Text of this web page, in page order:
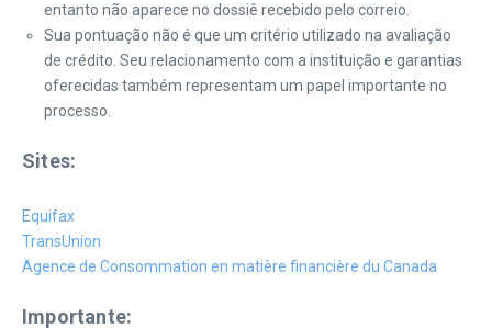
entanto não aparece no dossiê recebido pelo correio.
Sua pontuação não é que um critério utilizado na avaliação
de crédito. Seu relacionamento com a instituição e garantias
oferecidas também representam um papel importante no
processo.
Sites:
Equifax
TransUnion
Agence de Consommation en matière financière du Canada
Importante: